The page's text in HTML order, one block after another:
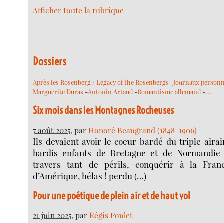
Afficher toute la rubrique
Dossiers
Après les Rosenberg / Legacy of the Rosenbergs -Journaux
Marguerite Duras -Antonin Artaud -Romantisme allemand -…
Six mois dans les Montagnes Rocheuses
7 août 2025, parHonoré Beaugrand (1848-1906)
Ils devaient avoir le coeur bardé du triple
hardis enfants de Bretagne et de
travers tant de périls, conquérir à la
d’Amérique, hélas ! perdu (…)
Pour une poétique de plein air et de haut vol
21 juin 2025, parRégis Poulet